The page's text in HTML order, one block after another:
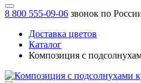
8 800 555-09-06 звонок по
Доставка цветов
Каталог
Композиция с